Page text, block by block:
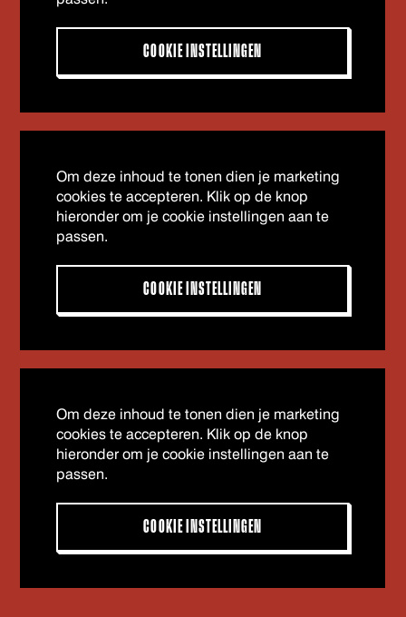
COOKIE INSTELLINGEN
Om deze inhoud te tonen dien je marketing
cookies te accepteren. Klik op de knop
hieronder om je cookie instellingen aan te
passen.
COOKIE INSTELLINGEN
Om deze inhoud te tonen dien je marketing
cookies te accepteren. Klik op de knop
hieronder om je cookie instellingen aan te
passen.
COOKIE INSTELLINGEN